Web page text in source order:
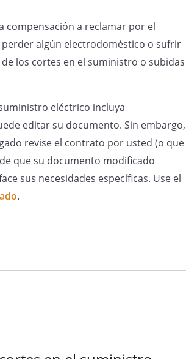
la confianza de poder
sin necesidad de
saluda,
compensación a reclamar por el
algún electrodoméstico o sufrir
los cortes en el suministro o subidas
eléctrico incluya
editar su documento. Sin embargo,
revise el contrato por usted (o que
que su documento modificado
sus necesidades específicas. Use el
.